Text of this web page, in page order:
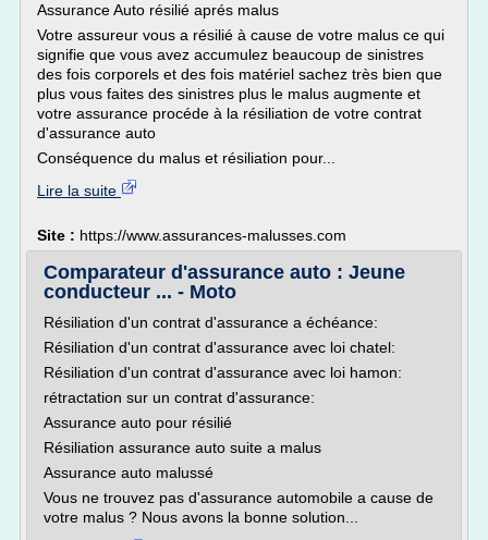
Assurance Auto résilié aprés malus
Votre assureur vous a résilié à cause de votre malus ce qui
signifie que vous avez accumulez beaucoup de sinistres
des fois corporels et des fois matériel sachez très bien que
plus vous faites des sinistres plus le malus augmente et
votre assurance procéde à la résiliation de votre contrat
d'assurance auto
Conséquence du malus et résiliation pour...
Lire la suite
Site : https://www.assurances-malusses.com
Comparateur d'assurance auto : Jeune
conducteur ... - Moto
Résiliation d'un contrat d'assurance a échéance:
Résiliation d'un contrat d'assurance avec loi chatel:
Résiliation d'un contrat d'assurance avec loi hamon:
rétractation sur un contrat d'assurance:
Assurance auto pour résilié
Résiliation assurance auto suite a malus
Assurance auto malussé
Vous ne trouvez pas d'assurance automobile a cause de
votre malus ? Nous avons la bonne solution...